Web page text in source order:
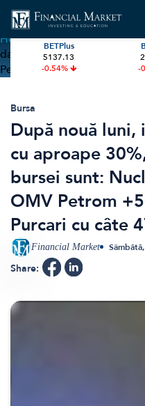
Home»După nouă luni,
dar vedetele bursei sunt:
Petrom +50%, Romgaz și
PIATA DE CAPITAL
Investiții
International
BVB Recap
Bursa
Acțiunea Zilei
Brokeri
FINTECH
Digital Trends
BETPlus
5137.13
-0.54%
-
Bursa
După nouă luni,
cu aproape
bursei sunt:
OMV Petrom
Purcari cu câte
Financial Market
Share: